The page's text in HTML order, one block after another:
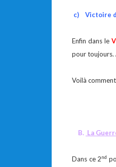
c) Victoire
Enfin dans le
pour toujours.
Voilà
B. La
Dans ce 2nd